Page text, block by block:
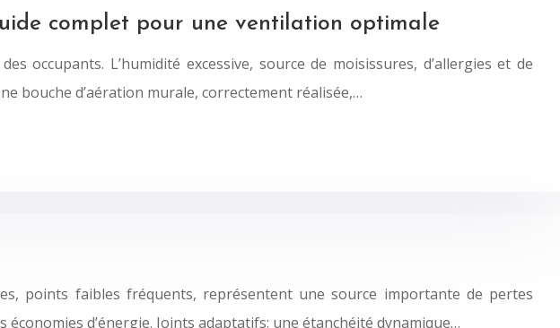
complet pour une ventilation optimale
L’humidité excessive, source de moisissures, d’allergies et de
bouche d’aération murale, correctement réalisée,…
points faibles fréquents, représentent une source importante de pertes
d’énergie. Joints adaptatifs: une étanchéité dynamique…